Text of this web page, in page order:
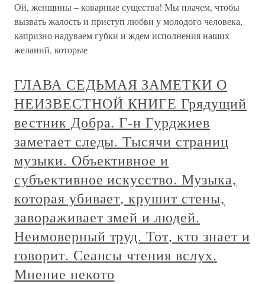
Ой, женщины – коварные существа! Мы плачем, чтобы
вызвать жалость и приступ любви у молодого человека,
капризно надуваем губки и ждем исполнения наших
желаний, которые
ГЛАВА СЕДЬМАЯ ЗАМЕТКИ О
НЕИЗВЕСТНОЙ КНИГЕ Грядущий
вестник Добра. Г-н Гурджиев
заметает следы. Тысячи страниц
музыки. Объективное и
субъективное искусство. Музыка,
которая убивает, крушит стены,
завораживает змей и людей.
Неимоверный труд. Тот, кто знает и
говорит. Сеансы чтения вслух.
Мнение некото